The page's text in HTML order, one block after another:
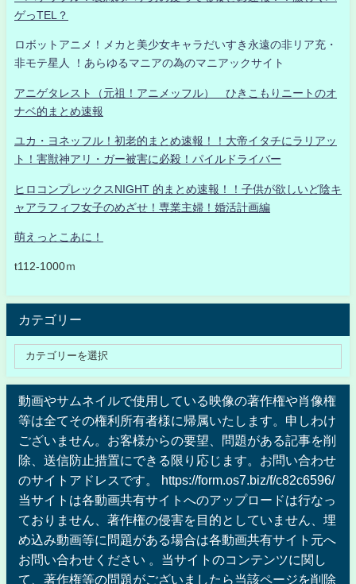
ゲっTEL？
ロボットアニメ！メカと美少女キャラだいすき永遠の非リア充・
非モテ星人 ！あらゆるマニアの為のマニアックサイト
アニゲタレスト（元祖！アニメッフル） ひきこもりニートのオ
ナベ的まとめ速報
ユカ・ヨネッフル！初老的まとめ速報！！大帝イタチにラリアッ
ト！害獣神アリ・ガー被害に必殺！パイルドライバー
ヒロコンプレックスNIGHT 的まとめ速報！！子供が欲しいど陰キ
ャアラフィフ女子のめざせ！専業主婦！婚活計画編
萌えっとこあに！
t112-1000ｍ
カテゴリー
動画やサムネイルで使用している映像の著作権や肖像権
等は全てその権利所有者様に帰属いたします。申しわけ
ございません。お客様からの要望、問題がある記事を削
除、送信防止措置にできる限り応じます。お問い合わせ
のサイトアドレスです。 https://form.os7.biz/f/c82c6596/
当サイトは各動画共有サイトへのアップロードは行なっ
ておりません、著作権の侵害を目的としていません、埋
め込み動画等に問題がある場合は各動画共有サイト元へ
お問い合わせください 。当サイトのコンテンツに関し
て、著作権等の問題がございましたら当該ページを削除